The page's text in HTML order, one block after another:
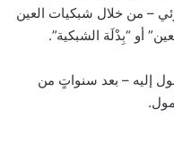
– من خلال شبكيات العين
أو “بِدْلَة الشبكية”.
إليه – بعد سنواتٍ من